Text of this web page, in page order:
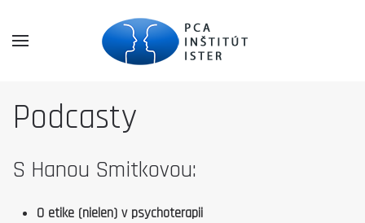
Podcasty
S Hanou Smitkovou:
O etike (nielen) v psychoterapii